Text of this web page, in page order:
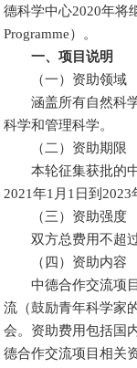
德科学中心2020年将
Programme）。
一、项目说明
（一）资助领域
涵盖所有自然科学
科学和管理科学。
（二）资助期限
本轮征集获批的中
2021年1月1日到2023
（三）资助强度
双方总费用不超过
（四）资助内容
中德合作交流项目
流（鼓励青年科学家
会。资助费用包括国
德合作交流项目相关